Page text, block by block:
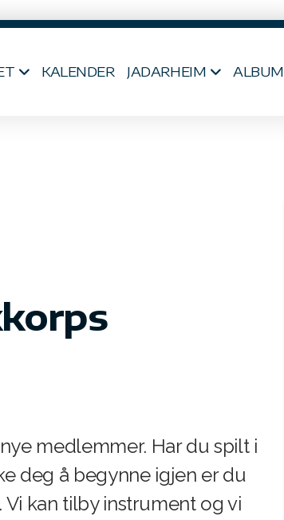
KALENDER JADARHEIM ALBUM
medlemmer. Har du spilt i
deg å begynne igjen er du
kan tilby instrument og vi